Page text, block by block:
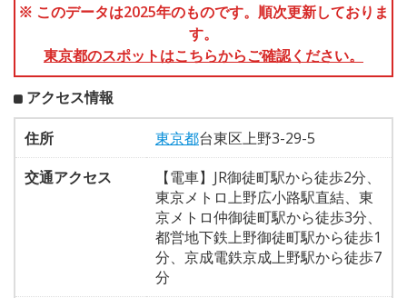
※ このデータは2025年のものです。順次更新しておりま
す。
東京都のスポットはこちらからご確認ください。
アクセス情報
住所 東京都台東区上野3-29-5
交通アクセス
【電車】JR御徒町駅から徒歩2分、
東京メトロ上野広小路駅直結、東
京メトロ仲御徒町駅から徒歩3分、
都営地下鉄上野御徒町駅から徒歩1
分、京成電鉄京成上野駅から徒歩7
分